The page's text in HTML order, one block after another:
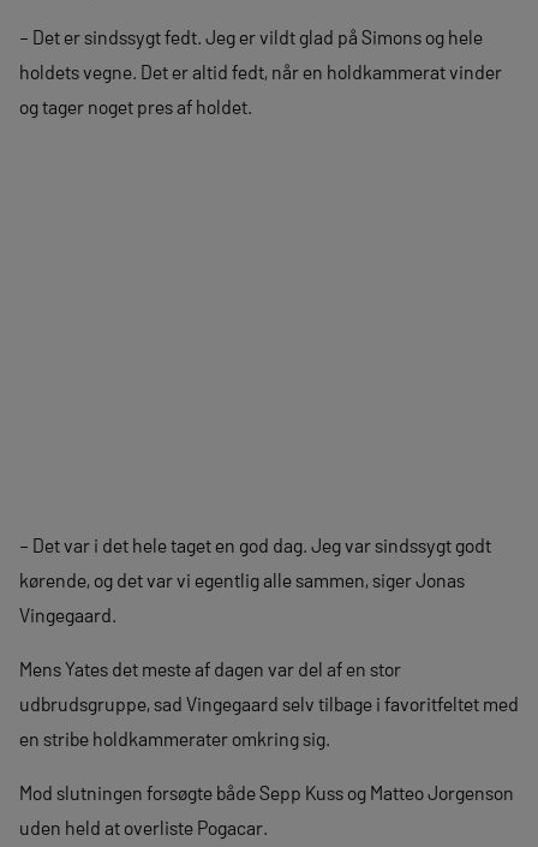
– Det er sindssygt fedt. Jeg er vildt glad på Simons og hele
holdets vegne. Det er altid fedt, når en holdkammerat vinder
og tager noget pres af holdet.
– Det var i det hele taget en god dag. Jeg var sindssygt godt
kørende, og det var vi egentlig alle sammen, siger Jonas
Vingegaard.
Mens Yates det meste af dagen var del af en stor
udbrudsgruppe, sad Vingegaard selv tilbage i favoritfeltet med
en stribe holdkammerater omkring sig.
Mod slutningen forsøgte både Sepp Kuss og Matteo Jorgenson
uden held at overliste Pogacar.